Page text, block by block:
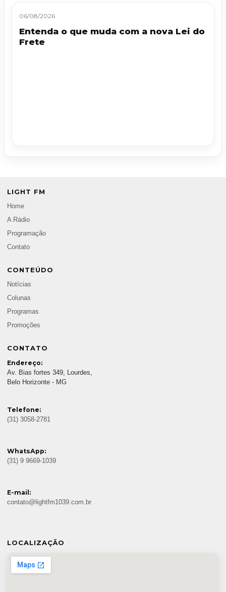
06/08/2026
Entenda o que muda com a nova Lei do
Frete
LIGHT FM
Home
A Rádio
Programação
Contato
CONTEÚDO
Notícias
Colunas
Programas
Promoções
CONTATO
Endereço:
Av. Bias fortes 349, Lourdes,
Belo Horizonte - MG
Telefone:
(31) 3058-2781
WhatsApp:
(31) 9 9669-1039
E-mail:
contato@lightfm1039.com.br
LOCALIZAÇÃO